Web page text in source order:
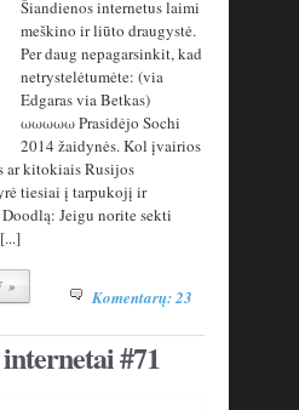
Šiandienos internetus laimi
meškino ir liūto draugystė.
Per daug nepagarsinkit, kad
netrystelėtumėte: (via
Edgaras via Betkas)
ωωωωω Prasidėjo Sochi
2014 žaidynės. Kol įvairios
ar kitokiais Rusijos
tiesiai į tarpukojį ir
Jeigu norite sekti
» Komentarų: 23
#71